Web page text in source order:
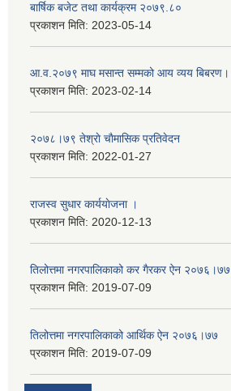
बार्षिक बजेट तथा कार्यक्रम २०७९.८०
प्रकाशन मिति: 2023-05-14
आ.व.२०७९ माघ मसान्त सम्मको आय व्यय बिबरण।
प्रकाशन मिति: 2023-02-14
२०७८।७९ तेश्राे चाैमासिक प्रतिवेदन
प्रकाशन मिति: 2022-01-27
राजस्व सुधार कार्ययाेजना ।
प्रकाशन मिति: 2020-12-13
तिलोत्तमा नगरपालिकाको कर गैरकर ऐन २०७६।७७
प्रकाशन मिति: 2019-07-09
तिलोत्तमा नगरपालिकाको आर्थिक ऐन २०७६।७७
प्रकाशन मिति: 2019-07-09